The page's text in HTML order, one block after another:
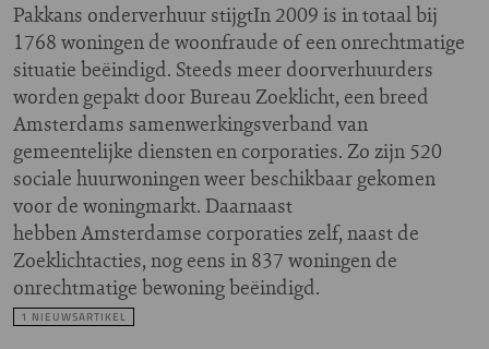
Pakkans onderverhuur stijgtIn 2009 is in totaal bij
1768 woningen de woonfraude of een onrechtmatige
situatie beëindigd. Steeds meer doorverhuurders
worden gepakt door Bureau Zoeklicht, een breed
Amsterdams samenwerkingsverband van
gemeentelijke diensten en corporaties. Zo zijn 520
sociale huurwoningen weer beschikbaar gekomen
voor de woningmarkt. Daarnaast
hebben Amsterdamse corporaties zelf, naast de
Zoeklichtacties, nog eens in 837 woningen de
onrechtmatige bewoning beëindigd.
1 NIEUWSARTIKEL